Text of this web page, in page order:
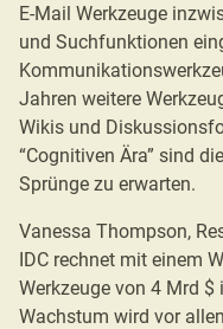
E-Mail Werkzeuge
und Suchfunktionen
Jahren weitere
Wikis und
“Cognitiven Ära” sind
Sprünge zu erwarten.
Vanessa Thompson,
IDC rechnet mit einem
Werkzeuge von 4 Mrd
Wachstum wird vor